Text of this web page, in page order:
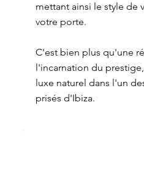
mettant ainsi le style de
votre porte.
C'est bien plus qu'une
l'incarnation du
luxe naturel dans l'un
prisés d'Ibiza.